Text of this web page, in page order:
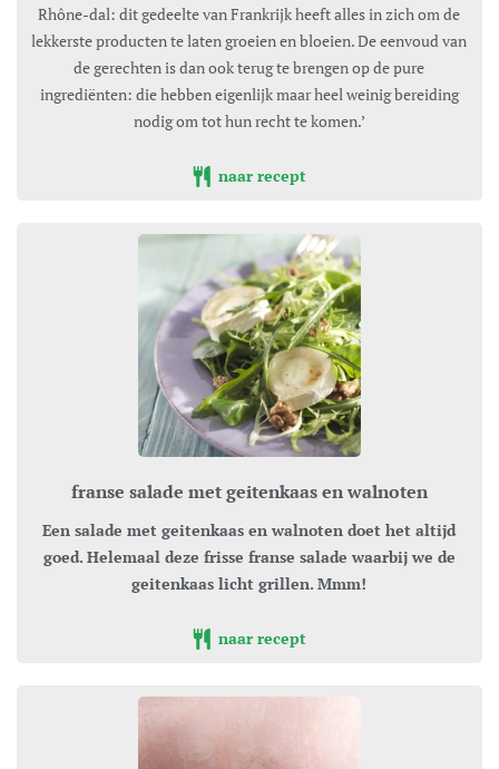
Rhône-dal: dit gedeelte van Frankrijk heeft alles in zich om de
lekkerste producten te laten groeien en bloeien. De eenvoud van
de gerechten is dan ook terug te brengen op de pure
ingrediënten: die hebben eigenlijk maar heel weinig bereiding
nodig om tot hun recht te komen.’
naar recept
franse salade met geitenkaas en walnoten
Een salade met geitenkaas en walnoten doet het altijd
goed. Helemaal deze frisse franse salade waarbij we de
geitenkaas licht grillen. Mmm!
naar recept